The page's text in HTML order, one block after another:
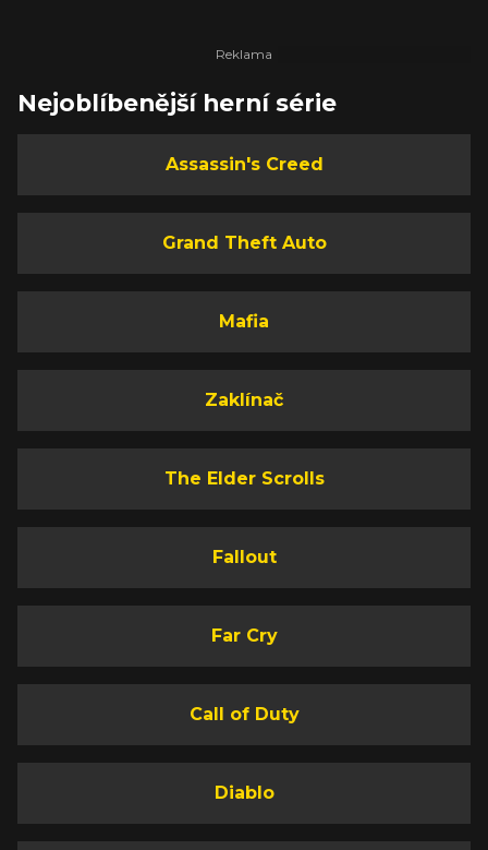
Nejoblíbenější herní série
Assassin's Creed
Grand Theft Auto
Mafia
Zaklínač
The Elder Scrolls
Fallout
Far Cry
Call of Duty
Diablo